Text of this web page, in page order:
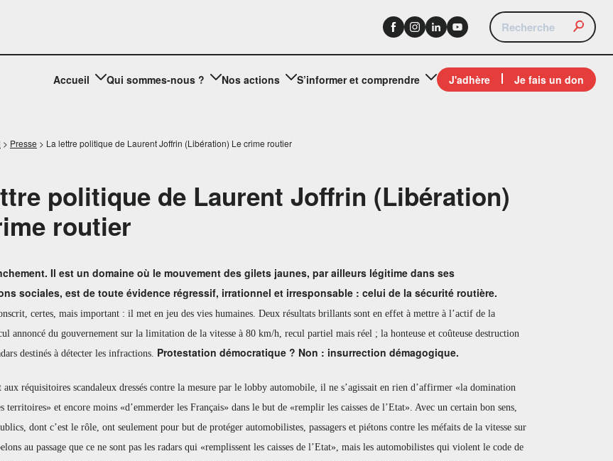
Accueil Qui sommes-nous ? Nos actions S’informer et comprendre J'adhère Je fais un don
> Presse > La lettre politique de Laurent Joffrin (Libération) Le crime routier
politique de Laurent Joffrin (Libération)
routier
Il est un domaine où le mouvement des gilets jaunes, par ailleurs légitime dans ses
sociales, est de toute évidence régressif, irrationnel et irresponsable : celui de la sécurité routière.
certes, mais important : il met en jeu des vies humaines. Deux résultats brillants sont en effet à mettre à l’actif de la
annoncé du gouvernement sur la limitation de la vitesse à 80 km/h, recul partiel mais réel ; la honteuse et coûteuse destruction
destinés à détecter les infractions. Protestation démocratique ? Non : insurrection démagogique.
aux réquisitoires scandaleux dressés contre la mesure par le lobby automobile, il ne s’agissait en rien d’affirmer «la domination
territoires» et encore moins «d’emmerder les Français» dans le but de «remplir les caisses de l’Etat». Avec un certain bon sens,
dont c’est le rôle, ont seulement pour but de protéger automobilistes, passagers et piétons contre les méfaits de la vitesse sur
au passage que ce ne sont pas les radars qui «remplissent les caisses de l’Etat», mais les automobilistes qui violent le code de